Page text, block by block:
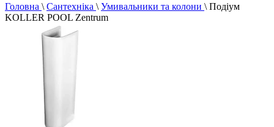
Головна \ Сантехніка \ Умивальники та колони \ Подіум
KOLLER POOL Zentrum